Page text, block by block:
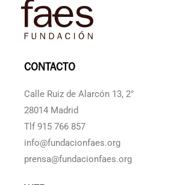
CONTACTO
Calle Ruiz de Alarcón 13, 2°
28014 Madrid
Tlf 915 766 857
info@fundacionfaes.org
prensa@fundacionfaes.org